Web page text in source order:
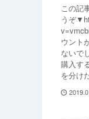
この記
うぞ
ウント
ないで
購入す
を分け